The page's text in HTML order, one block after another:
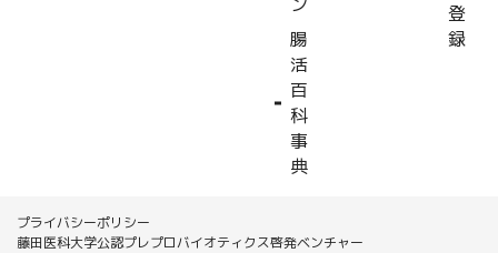
腸
活
百
科
事
典
登
録
プライバシーポリシー
藤田医科大学公認プレプロバイオティクス啓発ベンチャー